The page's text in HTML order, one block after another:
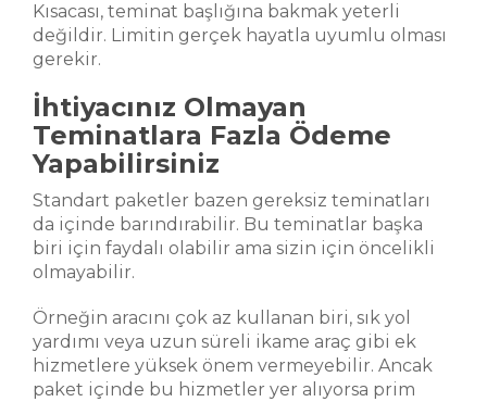
Kısacası, teminat başlığına bakmak yeterli
değildir. Limitin gerçek hayatla uyumlu olması
gerekir.
İhtiyacınız Olmayan
Teminatlara Fazla Ödeme
Yapabilirsiniz
Standart paketler bazen gereksiz teminatları
da içinde barındırabilir. Bu teminatlar başka
biri için faydalı olabilir ama sizin için öncelikli
olmayabilir.
Örneğin aracını çok az kullanan biri, sık yol
yardımı veya uzun süreli ikame araç gibi ek
hizmetlere yüksek önem vermeyebilir. Ancak
paket içinde bu hizmetler yer alıyorsa prim